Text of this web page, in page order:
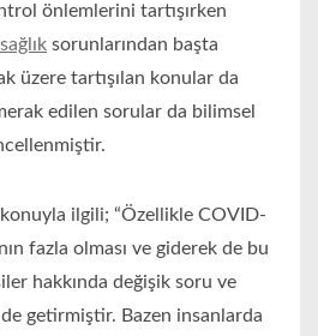
önlemlerini tartışırken
sağlık sorunlarından başta
üzere tartışılan konular da
edilen sorular da bilimsel
konuyla ilgili; “Özellikle COVID-
fazla olması ve giderek de bu
hakkında değişik soru ve
getirmiştir. Bazen insanlarda